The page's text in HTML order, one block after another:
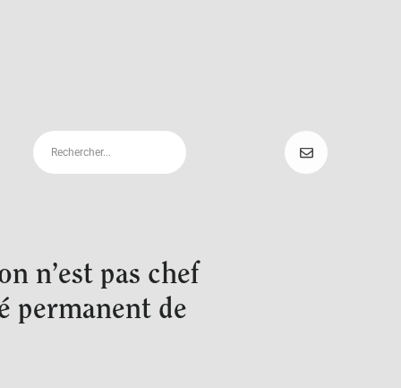
n’est pas chef
permanent de